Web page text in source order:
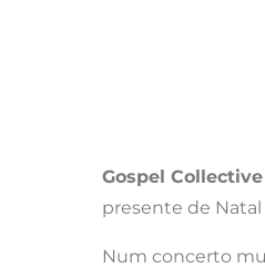
Gospel Collective
presente de Natal
Num concerto